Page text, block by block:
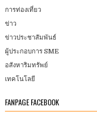
การท่องเที่ยว
ข่าว
ข่าวประชาสัมพันธ์
ผู้ประกอบการ SME
อสังหาริมทรัพย์
เทคโนโลยี
FANPAGE FACEBOOK